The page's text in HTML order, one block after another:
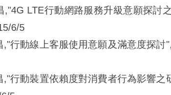
,"4G LTE行動網路服務升級意願探討
6/5
,"行動線上客服使用意願及滿意度探
,"行動裝置依賴度對消費者行為影響